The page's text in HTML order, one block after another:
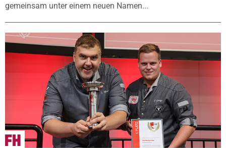
gemeinsam unter einem neuen Namen...